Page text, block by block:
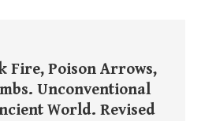
Fire, Poison Arrows,
Unconventional
World. Revised